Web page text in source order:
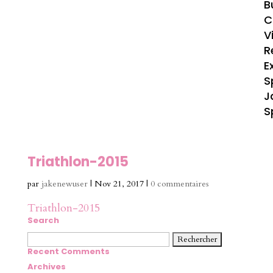
Triathlon-2015
par jakenewuser| Nov 21, 2017| 0 commentaires
Triathlon-2015
Search
Rechercher :
Recent Comments
Archives